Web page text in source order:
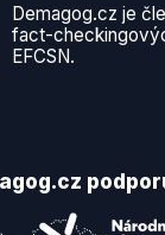
Demagog.cz je
fact-
EFCSN.